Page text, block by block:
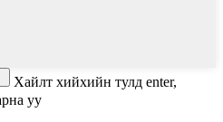
Хайлт хийхийн тулд enter,
уу